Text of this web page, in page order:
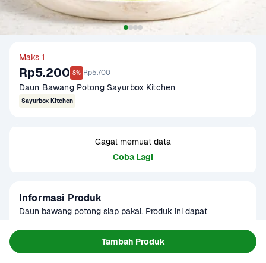
Tambah Produk
Maks 1
Rp5.200 8% Rp5.700
Daun Bawang Potong Sayurbox Kitchen
Sayurbox Kitchen
Gagal memuat data
Coba Lagi
Informasi Produk
Daun bawang potong siap pakai. Produk ini dapat
digunakan sebagai menu MPASI.
Sayur